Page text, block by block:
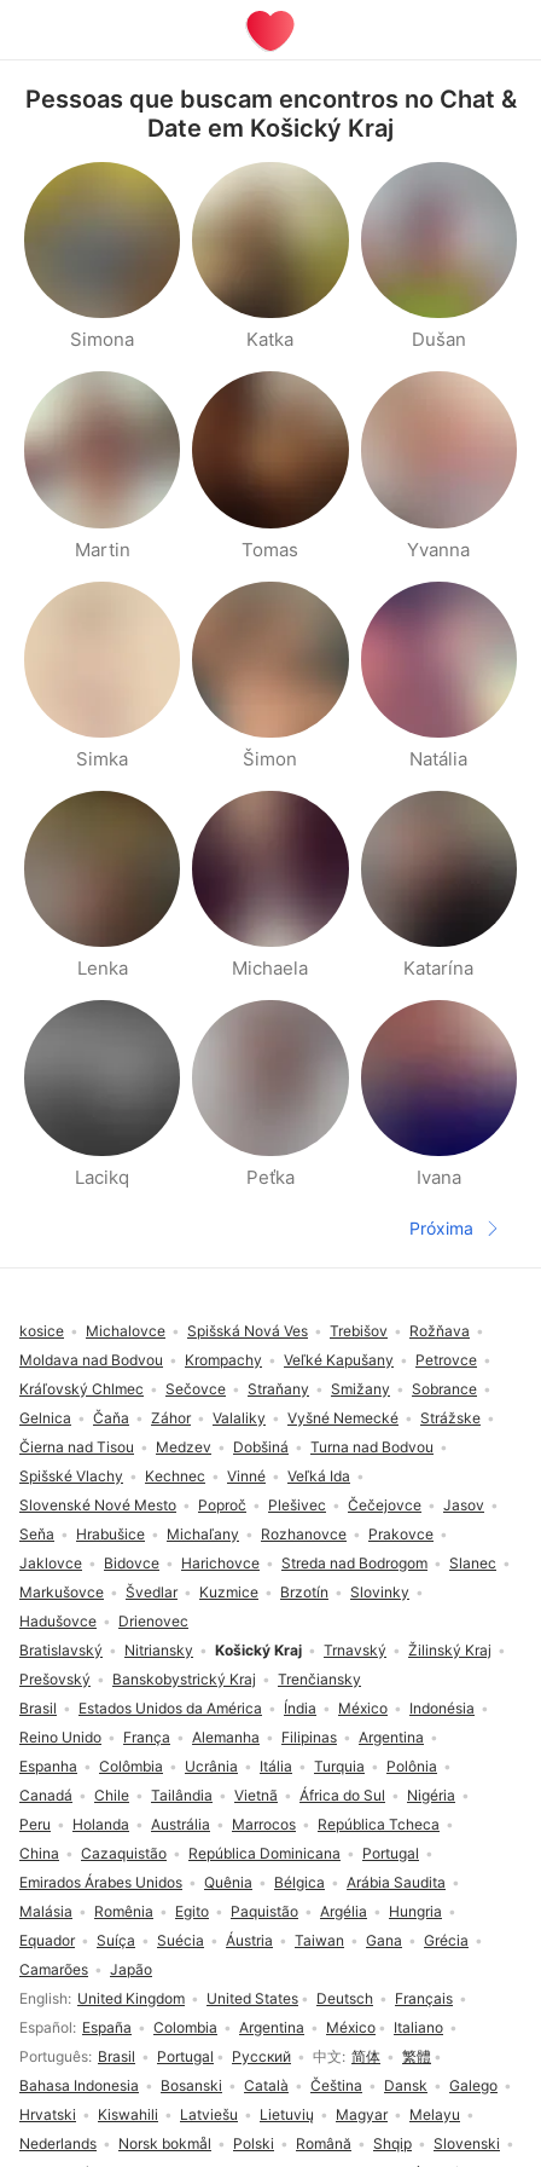
Pessoas que buscam encontros no Chat &
Date em Košický Kraj
Simona Katka Dušan
Martin Tomas Yvanna
Simka Šimon Natália
Lenka Michaela Katarína
Lacikq Peťka Ivana
Página
Próxima
Seleção de idioma
English United Kingdom United States Deutsch
Français
Español
España Colombia Argentina México
Italiano
Português Brasil Portugal Русский 中文 简体
繁體
Bahasa Indonesia
Bosanski Català Čeština Dansk
Galego
Hrvatski
Kiswahili Latviešu Lietuvių Magyar
Melayu
Nederlands
Norsk bokmål Polski Română Shqip
Slovenski
Brasil Estados Unidos da América Índia México
Indonésia
Reino Unido
França Alemanha Filipinas
Argentina
Espanha
Colômbia Ucrânia Itália Turquia
Polônia
Canadá
Chile Tailândia Vietnã África do Sul
Nigéria
Peru
Holanda Austrália Marrocos
República Tcheca
China
Cazaquistão República Dominicana
Portugal
Emirados Árabes Unidos
Quênia Bélgica
Arábia Saudita
Malásia
Romênia Egito Paquistão Argélia
Hungria
Equador
Suíça Suécia Áustria Taiwan Gana
Grécia
Camarões
Japão
Bratislavský Nitriansky Košický Kraj Trnavský
Žilinský Kraj
Prešovský
Banskobystrický Kraj Trenčiansky
kosice Michalovce Spišská Nová Ves Trebišov
Rožňava
Moldava nad Bodvou
Krompachy Veľké Kapušany
Petrovce
Kráľovský Chlmec
Sečovce Straňany Smižany
Sobrance
Gelnica
Čaňa Záhor Valaliky Vyšné Nemecké
Strážske
Čierna nad Tisou
Medzev Dobšiná
Turna nad Bodvou
Spišské Vlachy
Kechnec Vinné
Veľká Ida
Slovenské Nové Mesto
Poproč Plešivec Čečejovce
Jasov
Seňa
Hrabušice Michaľany Rozhanovce
Prakovce
Jaklovce
Bidovce Harichovce Streda nad Bodrogom
Slanec
Markušovce
Švedlar Kuzmice Brzotín
Slovinky
Hadušovce
Drienovec